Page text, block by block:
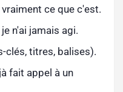
ce que c'est.
n'ai jamais agi.
clés, titres, balises).
fait appel à un